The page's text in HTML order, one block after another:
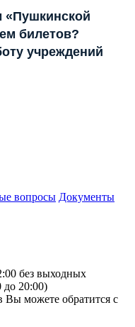
«Пушкинской
билетов?
учреждений
вопросы Документы
без выходных
до 20:00)
Вы можете обратится с